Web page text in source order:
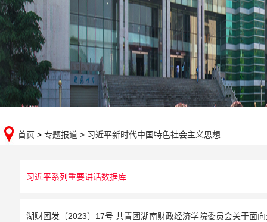
首页 > 专题报道 > 习近平新时代中国特色社会主义思想
习近平系列重要讲话数据库
湖财团发〔2023〕17号 共青团湖南财政经济学院委员会关于面